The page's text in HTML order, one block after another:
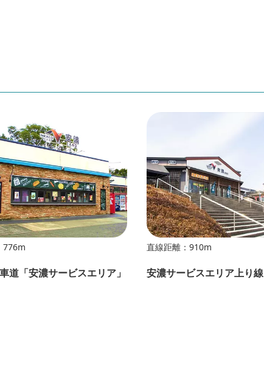
776m
道「安濃サービスエリア」
直線距離：910m
安濃サービスエリア上り線